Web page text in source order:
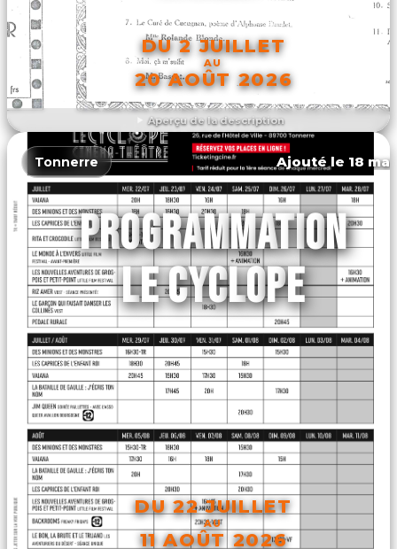
Aperçu de la description
DU 2 JUILLET
AU
20 AOÛT 2026
DÉCOUVRIR L'ÉVÉNEMENT
Tonnerre Ajouté le 18
PROGRAMMATION
LE CYCLOPE
DU 22 JUILLET
AU
11 AOÛT 2026